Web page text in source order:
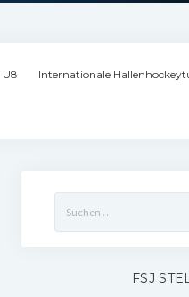
U8 Internationale
nach:
FSJ